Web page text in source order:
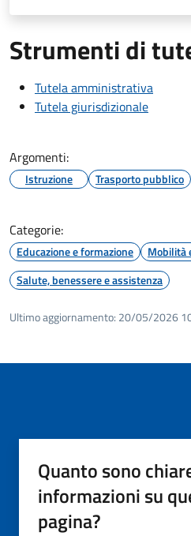
Strumenti di
Tutela amministrativa
Tutela giurisdizionale
Argomenti:
Istruzione Trasporto pubblico
Categorie:
Educazione e formazione
Mobilità
Salute, benessere e assistenza
Ultimo aggiornamento: 20/05/2026
Quanto sono
informazioni su
pagina?